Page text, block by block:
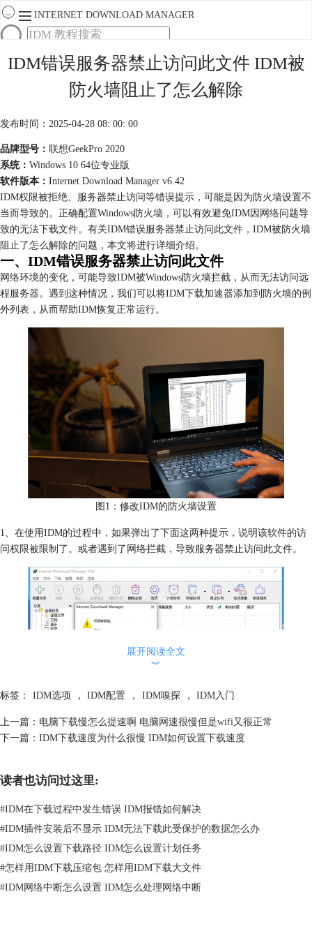
INTERNET DOWNLOAD MANAGER
首页
产品
购买
IDM错误服务器禁止访问此文件 IDM被
防火墙阻止了怎么解除
发布时间：2025-04-28 08: 00: 00
品牌型号： 联想GeekPro 2020
系统： Windows 10 64位专业版
软件版本： Internet Download Manager v6.42
IDM权限被拒绝、服务器禁止访问等错误提示，可能是因为防火墙设置不
当而导致的。正确配置Windows防火墙，可以有效避免IDM因网络问题导
致的无法下载文件。有关IDM错误服务器禁止访问此文件，IDM被防火墙
阻止了怎么解除的问题，本文将进行详细介绍。
一、IDM错误服务器禁止访问此文件
网络环境的变化，可能导致IDM被Windows防火墙拦截，从而无法访问远
程服务器。遇到这种情况，我们可以将IDM下载加速器添加到防火墙的例
外列表，从而帮助IDM恢复正常运行。
图1：修改IDM的防火墙设置
1、在使用IDM的过程中，如果弹出了下面这两种提示，说明该软件的访
问权限被限制了。或者遇到了网络拦截，导致服务器禁止访问此文件。
图2：禁止访问服务器权限被拒绝
安全中心。
展开阅读全文
︾
标签： IDM选项 ， IDM配置 ， IDM嗅探 ， IDM入门
上一篇： 电脑下载慢怎么提速啊 电脑网速很慢但是wifi又很正常
下一篇： IDM下载速度为什么很慢 IDM如何设置下载速度
读者也访问过这里:
#IDM在下载过程中发生错误 IDM报错如何解决
#IDM插件安装后不显示 IDM无法下载此受保护的数据怎么办
#IDM怎么设置下载路径 IDM怎么设置计划任务
#怎样用IDM下载压缩包 怎样用IDM下载大文件
#IDM网络中断怎么设置 IDM怎么处理网络中断